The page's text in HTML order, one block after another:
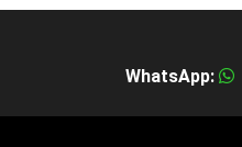
WhatsApp: